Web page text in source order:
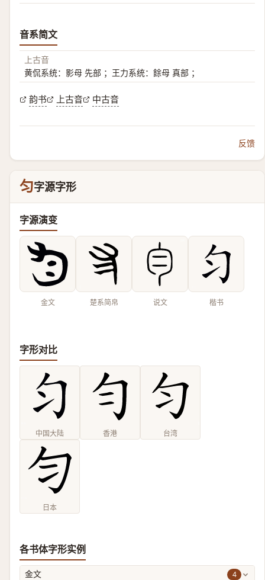
音系简文
上古音
黄侃系统：影母 先部 ；王力系统：餘母 真部 ；
韵书 上古音 中古音
反馈
匀字源字形
字源演变
金文 楚系简帛 说文 楷书
字形对比
中国大陆 香港 台湾
日本
各书体字形实例
金文 4